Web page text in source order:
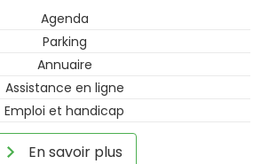
Agenda
Parking
Annuaire
Assistance en ligne
Emploi et handicap
En savoir plus